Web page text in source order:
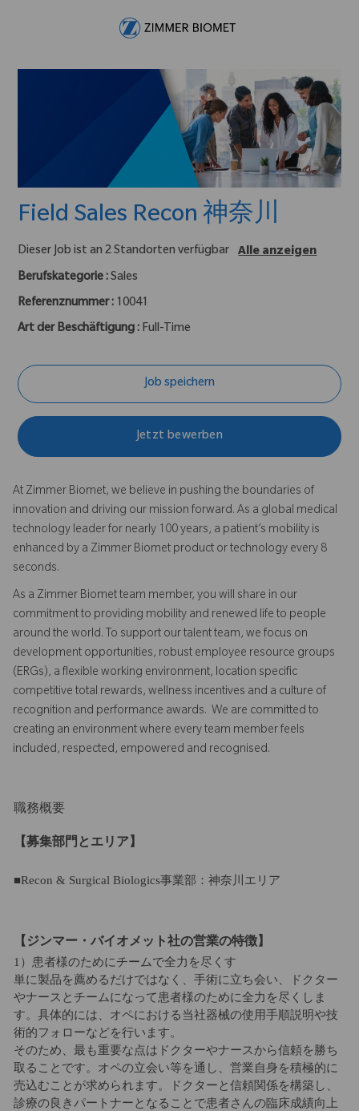
Field Sales Recon 神奈川
Dieser Job ist an 2 Standorten verfügbar
Alle anzeigen
Berufskategorie :Sales
Referenznummer : 10041
Art der Beschäftigung : Full-Time
Job speichern
Jetzt bewerben
At Zimmer Biomet, we believe in pushing the boundaries of
innovation and driving our mission forward. As a global medical
technology leader for nearly 100 years, a patient’s mobility is
enhanced by a Zimmer Biomet product or technology every 8
seconds.
As a Zimmer Biomet team member, you will share in our
commitment to providing mobility and renewed life to people
around the world. To support our talent team, we focus on
development opportunities, robust employee resource groups
(ERGs), a flexible working environment, location specific
competitive total rewards, wellness incentives and a culture of
recognition and performance awards. We are committed to
creating an environment where every team member feels
included, respected, empowered and recognised.
職務概要
【募集部門とエリア】
■Recon & Surgical Biologics事業部：神奈川エリア
【ジンマー・バイオメット社の営業の特徴】
1）患者様のためにチームで全力を尽くす
単に製品を薦めるだけではなく、手術に立ち会い、ドクター
やナースとチームになって患者様のために全力を尽くしま
す。具体的には、オペにおける当社器械の使用手順説明や技
術的フォローなどを行います。
そのため、最も重要な点はドクターやナースから信頼を勝ち
取ることです。オペの立会い等を通し、営業自身を積極的に
売込むことが求められます。ドクターと信頼関係を構築し、
診療の良きパートナーとなることで患者さんの臨床成績向上